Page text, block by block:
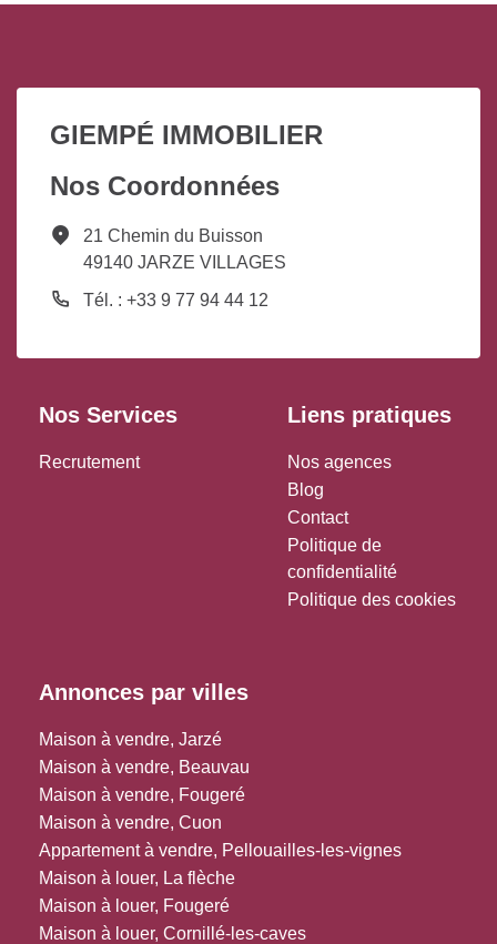
GIEMPÉ IMMOBILIER
Nos Coordonnées
21 Chemin du Buisson
49140 JARZE VILLAGES
Tél. : +33 9 77 94 44 12
Nos Services
Recrutement
Liens pratiques
Nos agences
Blog
Contact
Politique de
confidentialité
Politique des cookies
Annonces par villes
Maison à vendre, Jarzé
Maison à vendre, Beauvau
Maison à vendre, Fougeré
Maison à vendre, Cuon
Appartement à vendre, Pellouailles-les-vignes
Maison à louer, La flèche
Maison à louer, Fougeré
Maison à louer, Cornillé-les-caves